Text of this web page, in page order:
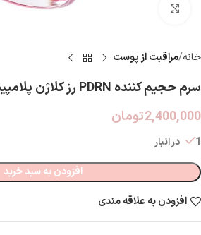
خانه مراقبت از پوست
سرم حجیم کننده PDRN رز کلاژن پلامپینگ شماره 2 نامبوزین
2,400,000تومان
1 در انبار
افزودن به سبد خرید
افزودن به علاقه مندی